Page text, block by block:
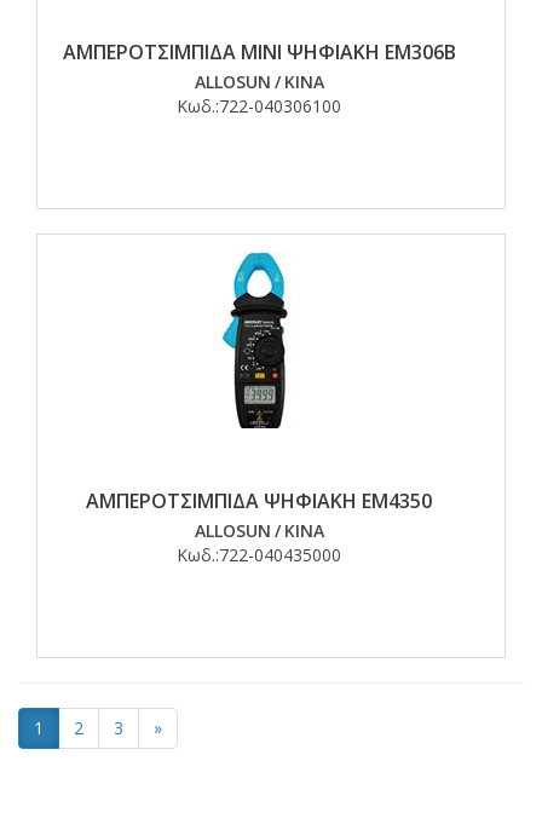
ΑΜΠΕΡΟΤΣΙΜΠΙΔΑ ΜΙΝΙ ΨΗΦΙΑΚΗ ΕΜ306Β
ALLOSUN / ΚΙΝΑ
Κωδ.:722-040306100
ΑΜΠΕΡΟΤΣΙΜΠΙΔΑ ΨΗΦΙΑΚΗ ΕΜ4350
ALLOSUN / ΚΙΝΑ
Κωδ.:722-040435000
1 2 3 »